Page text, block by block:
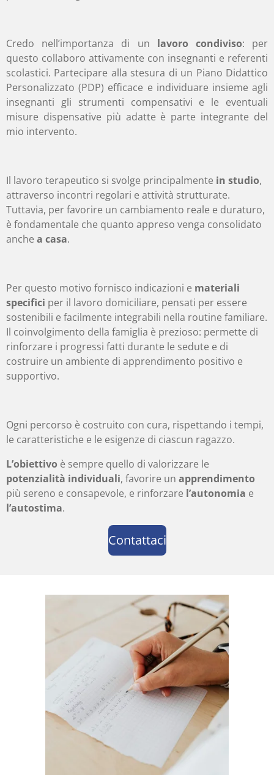
Credo nell’importanza di un lavoro condiviso: per
questo collaboro attivamente con insegnanti e referenti
scolastici. Partecipare alla stesura di un Piano Didattico
Personalizzato (PDP) efficace e individuare insieme agli
insegnanti gli strumenti compensativi e le eventuali
misure dispensative più adatte è parte integrante del
mio intervento.
Il lavoro terapeutico si svolge principalmente in studio,
attraverso incontri regolari e attività strutturate.
Tuttavia, per favorire un cambiamento reale e duraturo,
è fondamentale che quanto appreso venga consolidato
anche a casa.
Per questo motivo fornisco indicazioni e materiali
specifici per il lavoro domiciliare, pensati per essere
sostenibili e facilmente integrabili nella routine familiare.
Il coinvolgimento della famiglia è prezioso: permette di
rinforzare i progressi fatti durante le sedute e di
costruire un ambiente di apprendimento positivo e
supportivo.
Ogni percorso è costruito con cura, rispettando i tempi,
le caratteristiche e le esigenze di ciascun ragazzo.
L’obiettivo è sempre quello di valorizzare le
potenzialità individuali, favorire un apprendimento
più sereno e consapevole, e rinforzare l’autonomia e
l’autostima.
Contattaci